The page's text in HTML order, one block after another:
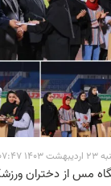
07:47
مس از دختران